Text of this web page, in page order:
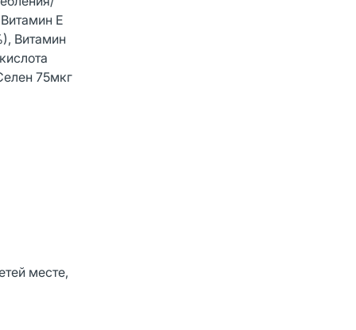
E
Витамин
75мкг
месте,